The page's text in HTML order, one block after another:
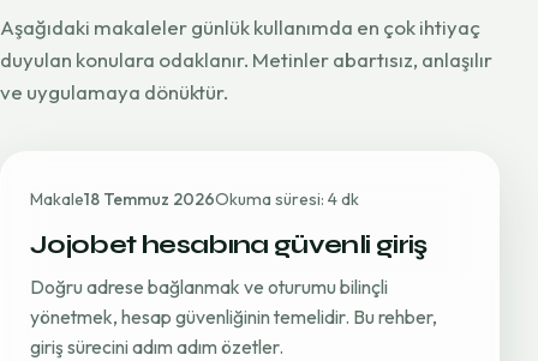
Aşağıdaki makaleler günlük kullanımda en çok ihtiyaç
duyulan konulara odaklanır. Metinler abartısız, anlaşılır
ve uygulamaya dönüktür.
Makale18 Temmuz 2026Okuma süresi: 4 dk
Jojobet hesabına güvenli giriş
Doğru adrese bağlanmak ve oturumu bilinçli
yönetmek, hesap güvenliğinin temelidir. Bu rehber,
giriş sürecini adım adım özetler.